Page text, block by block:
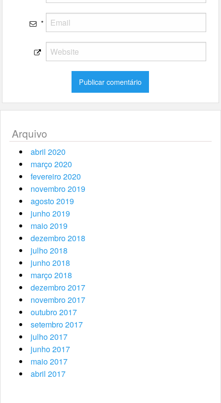
*
Arquivo
abril 2020
março 2020
fevereiro 2020
novembro 2019
agosto 2019
junho 2019
maio 2019
dezembro 2018
julho 2018
junho 2018
março 2018
dezembro 2017
novembro 2017
outubro 2017
setembro 2017
julho 2017
junho 2017
maio 2017
abril 2017